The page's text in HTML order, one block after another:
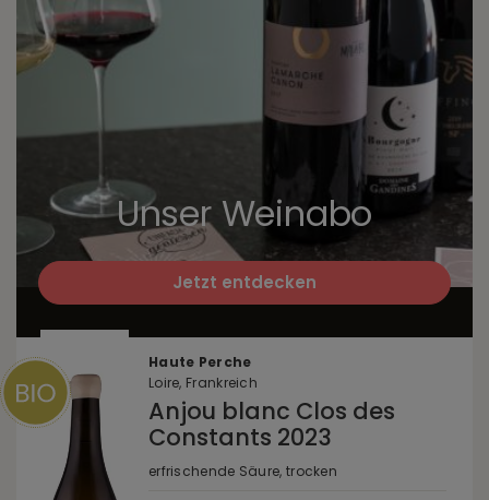
Unser Weinabo
Jetzt entdecken
Haute Perche
Loire, Frankreich
Anjou blanc Clos des
Constants 2023
erfrischende Säure, trocken